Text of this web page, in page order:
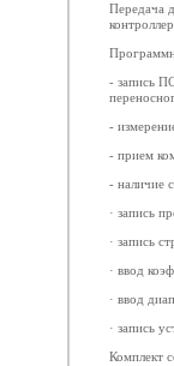
Передача
- запись
-
- прием
- наличие
· запись
· запись
· ввод
· ввод
· запись
Комплект